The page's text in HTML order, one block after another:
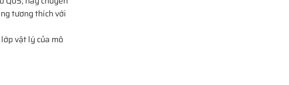
tương thích với
vật lý của mô